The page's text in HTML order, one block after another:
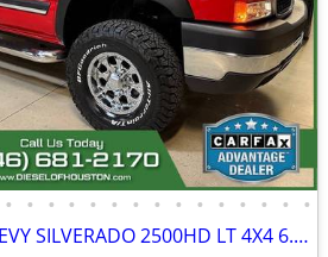
• • • • • • • • • • • • • • •
2006 CHEVROLET CHEVY SILVERADO 2500HD LT 4X4 6.6L LBZ DURAMAX DIESEL